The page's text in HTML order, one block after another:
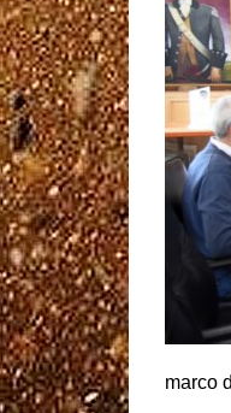
marco